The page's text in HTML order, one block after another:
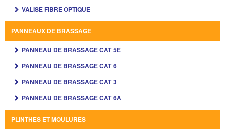
VALISE FIBRE OPTIQUE
PANNEAUX DE BRASSAGE
PANNEAU DE BRASSAGE CAT 5E
PANNEAU DE BRASSAGE CAT 6
PANNEAU DE BRASSAGE CAT 3
PANNEAU DE BRASSAGE CAT 6A
PLINTHES ET MOULURES